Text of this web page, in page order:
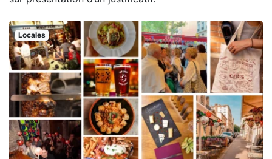
Locales